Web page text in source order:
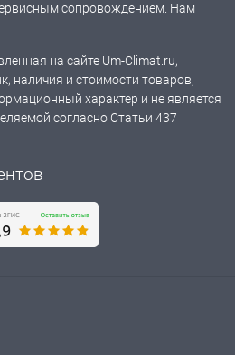
сопровождением. Нам
на сайте Um-Climat.ru,
наличия и стоимости товаров,
характер и не является
согласно Статьи 437